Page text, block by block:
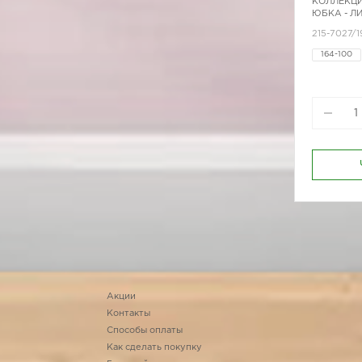
ЮБКА -
215-7027/
164-100
Акции
Контакты
Способы оплаты
Как сделать покупку